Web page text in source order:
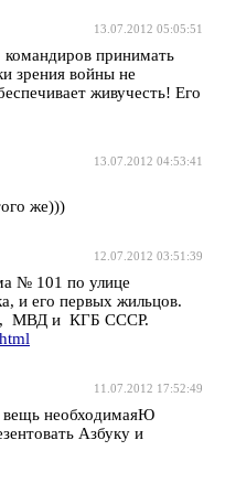
13.07.2012 05:05:51
командиров принимать
зрения войны не
живучесть! Его
13.07.2012 04:53:41
же)))
12.07.2012 03:51:39
№ 101 по улице
и его первых жильцов.
МВД и КГБ СССР.
11.07.2012 17:52:49
вещь необходимаяЮ
Азбуку и